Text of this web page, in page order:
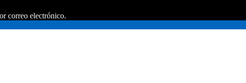
correo electrónico.